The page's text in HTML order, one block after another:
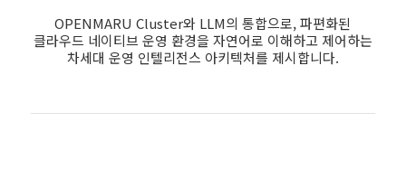
OPENMARU Cluster와 LLM의 통합으로, 파편화된
클라우드 네이티브 운영 환경을 자연어로 이해하고 제어하는
차세대 운영 인텔리전스 아키텍처를 제시합니다.